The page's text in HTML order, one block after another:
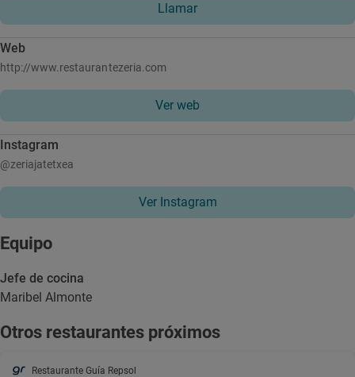
Llamar
Web
http://www.restaurantezeria.com
Ver web
Instagram
@zeriajatetxea
Ver Instagram
Equipo
Jefe de cocina
Maribel Almonte
Otros restaurantes próximos
Restaurante Guía Repsol